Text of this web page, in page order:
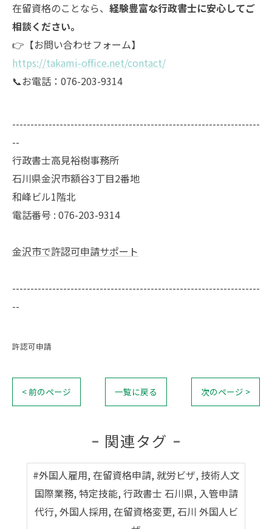
在留資格のことなら、 経験豊富な行政書士に安心してご
相談ください。
👉【お問い合わせフォーム】
https://takami-office.net/contact/
📞お電話：076-203-9314
--------------------------------------------------------------------
--
行政書士高見裕樹事務所
石川県金沢市額谷3丁目2番地
和峰ビル1階北
電話番号 : 076-203-9314
金沢市で許認可申請サポート
--------------------------------------------------------------------
--
許認可申請
< 前のページ 一覧に戻る 次のページ >
関連タグ
#外国人雇用, 在留資格申請, 就労ビザ, 技術人文
国際業務, 特定技能, 行政書士 石川県, 入管申請
代行, 外国人採用, 在留資格変更, 石川 外国人ビ